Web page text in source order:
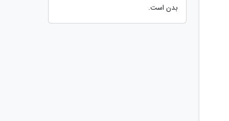
بدن است.